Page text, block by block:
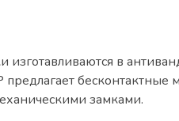
в
предлагает
замками.